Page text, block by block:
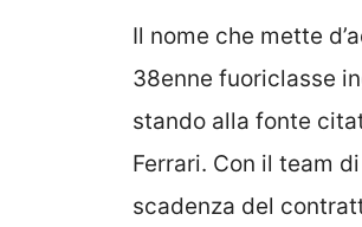
Il nome che mette
38enne fuoriclasse
stando alla fonte
Ferrari. Con il team
scadenza del